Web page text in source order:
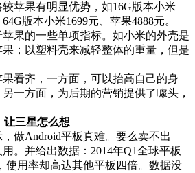
苹果有明显优势，如16G版本小米
版本小米1699元、苹果4888元。
果的一些单项指标。如小米的外壳是
；以塑料壳来减轻整体的重量，但是
看齐，一方面，可以抬高自己的身
一方面，为后期的营销提供了噱头，
三星怎么想
做Android平板真难。要么卖不出
。并给出数据：2014年Q1全球平板
使用率却高达其他平板四倍。数据没